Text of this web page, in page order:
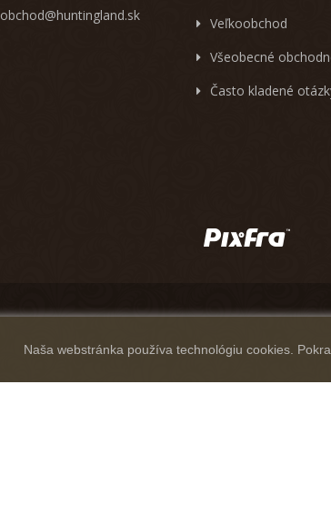
obchod@huntingland.sk
Veľkoobchod
Všeobecné
Často kladené
Naša webstránka používa technológiu cookies.